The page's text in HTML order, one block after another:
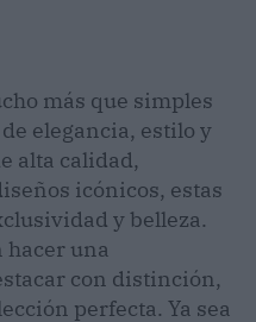
más que simples
elegancia, estilo y
alta calidad,
icónicos, estas
y belleza.
hacer una
con distinción,
perfecta. Ya sea